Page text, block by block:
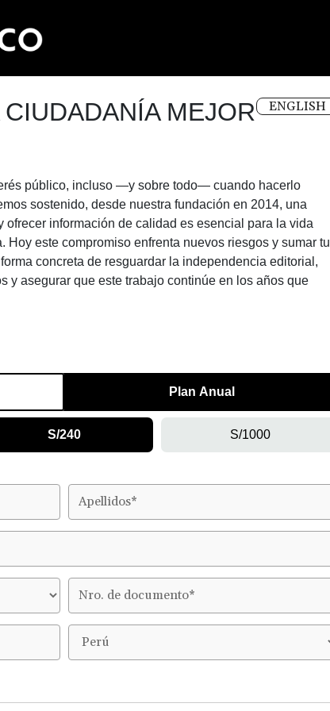
MEJOR
ENGLISH
público, incluso —y sobre todo— cuando hacerlo
sostenido, desde nuestra fundación en 2014, una
información de calidad es esencial para la vida
Hoy este compromiso enfrenta nuevos riesgos y sumar tu
concreta de resguardar la independencia editorial,
y asegurar que este trabajo continúe en los años que
Plan Anual
S/240 S/1000